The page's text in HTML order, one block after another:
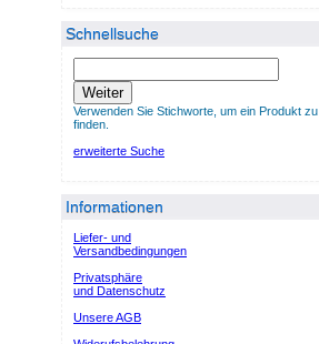
Schnellsuche
Weiter
Verwenden Sie Stichworte, um ein Produkt zu
finden.
erweiterte Suche
Informationen
Liefer- und
Versandbedingungen
Privatsphäre
und Datenschutz
Unsere AGB